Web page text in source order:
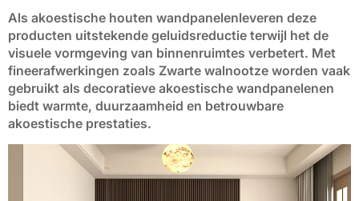
Als akoestische houten wandpanelenleveren deze
producten uitstekendegeluidsreductieterwijl het de
visuele vormgeving van binnenruimtes verbetert. Met
fineerafwerkingen zoals Zwarte walnootze worden vaak
gebruikt als decoratieve akoestische wandpanelenen
biedt warmte, duurzaamheid en betrouwbare
akoestische prestaties.